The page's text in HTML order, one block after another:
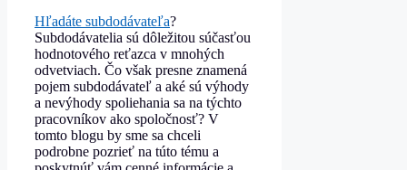
Hľadáte subdodávateľa?
Subdodávatelia sú dôležitou súčasťou
hodnotového reťazca v mnohých
odvetviach. Čo však presne znamená
pojem subdodávateľ a aké sú výhody
a nevýhody spoliehania sa na týchto
pracovníkov ako spoločnosť? V
tomto blogu by sme sa chceli
podrobne pozrieť na túto tému a